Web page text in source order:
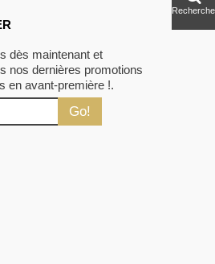
dès maintenant et
nos dernières promotions
en avant-première !.
Go!